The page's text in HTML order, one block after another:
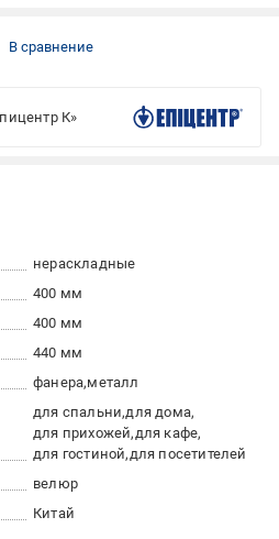
В сравнение
К»
нераскладные
400 мм
400 мм
440 мм
фанера металл
для спальни для дома
для прихожей для кафе
для гостиной для посетителей
велюр
Китай